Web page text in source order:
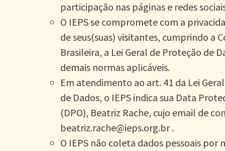
participação nas páginas e redes
O IEPS se compromete com a
de seus(suas) visitantes, cumprindo a
Brasileira, a Lei Geral de Proteção de
demais normas aplicáveis.
Em atendimento ao art. 41 da Lei
de Dados, o IEPS indica sua Data
(DPO), Beatriz Rache, cujo email de
beatriz.rache@ieps.org.br .
O IEPS não coleta dados pessoais por